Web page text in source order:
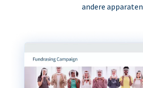
andere apparaten